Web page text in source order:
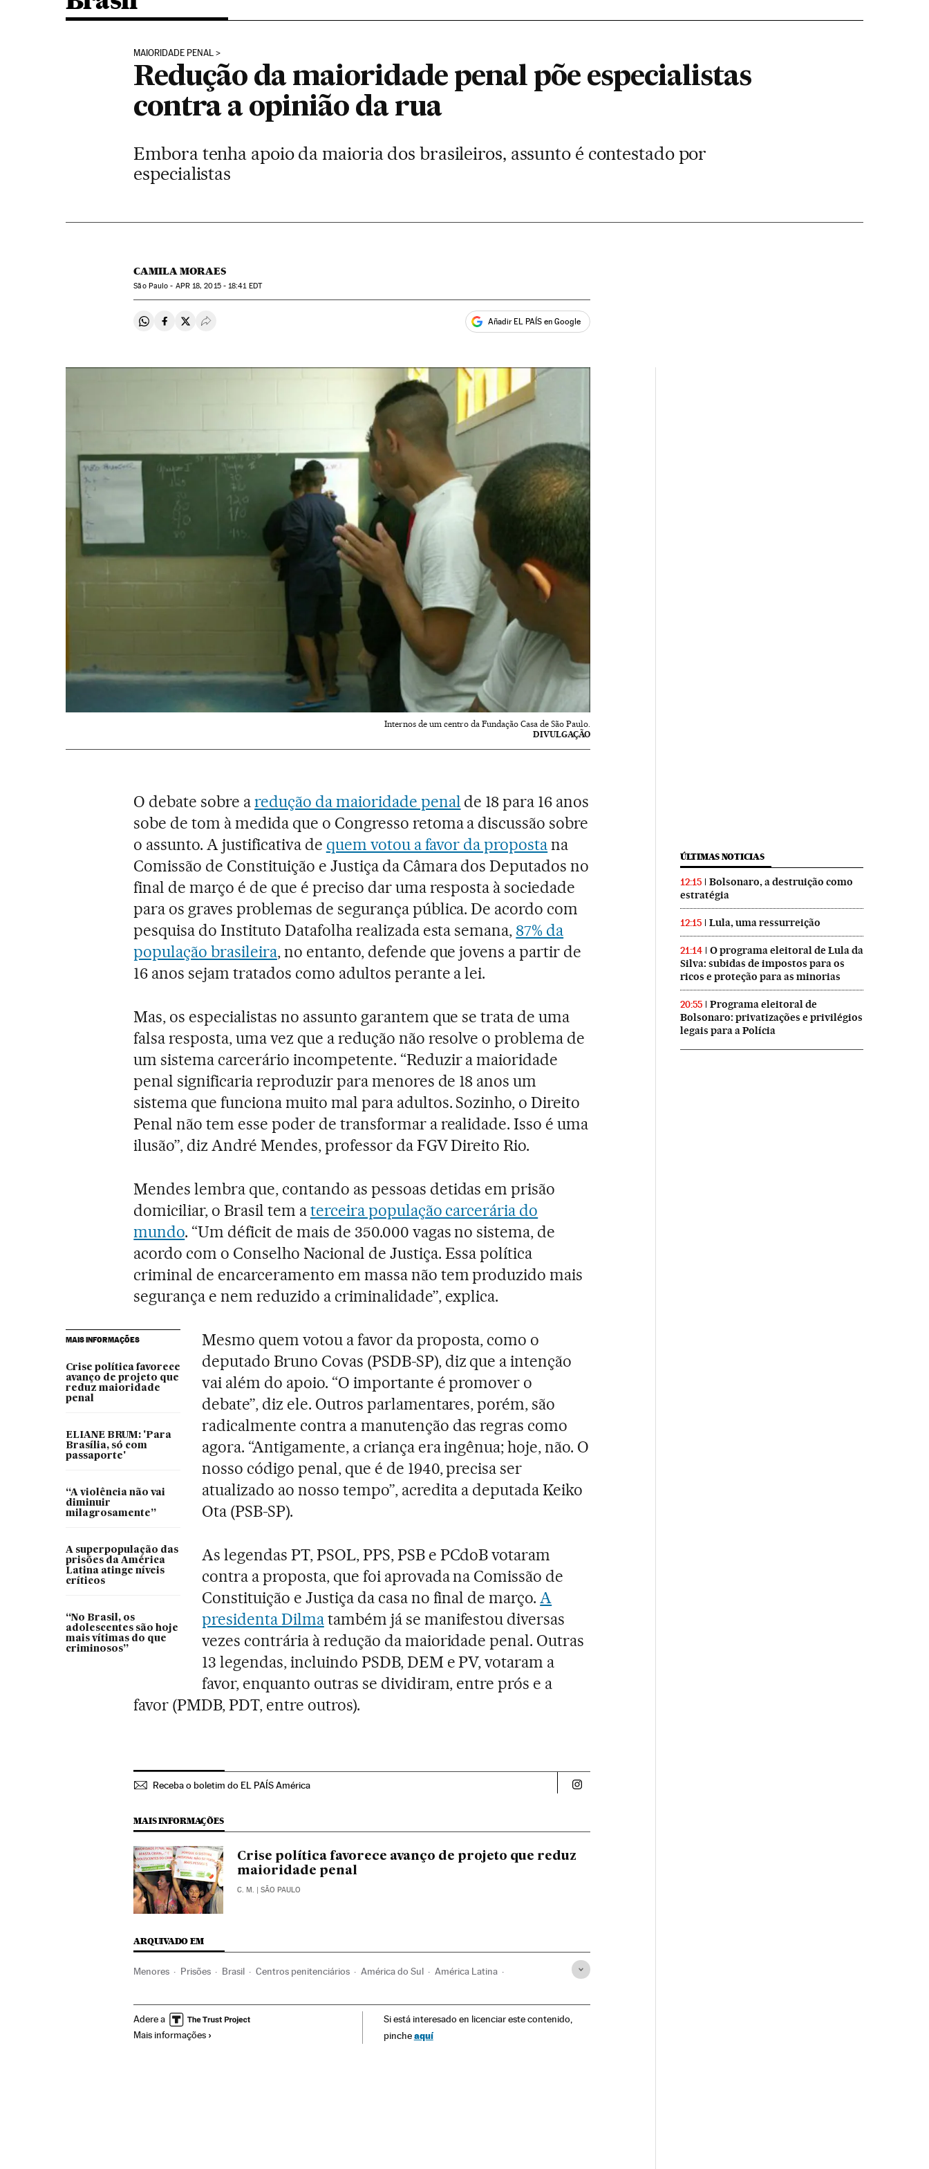
MAIORIDADE PENAL
Redução da maioridade penal põe especialistas
contra a opinião da rua
Embora tenha apoio da maioria dos brasileiros, assunto é contestado por
especialistas
CAMILA MORAES
São Paulo - APR18, 2015 - 18:41EDT
Compartir en Whatsapp
Compartir en Facebook
Compartir en Twitter
Desplegar Redes Sociales Añadir EL PAÍS en Google
Internos de um centro da Fundação Casa de São Paulo.
DIVULGAÇÃO
O debate sobre aredução da maioridade penal de 18 para 16 anos
sobe de tom à medida que o Congresso retoma a discussão sobre
o assunto. A justificativa de quem votou a favor da propostana
Comissão de Constituição e Justiça da Câmara dos Deputados no
final de março é de que é preciso dar uma resposta à sociedade
para os graves problemas de segurança pública. De acordo com
pesquisa do Instituto Datafolha realizada esta semana, 87% da
população brasileira, no entanto, defende que jovens a partir de
16 anos sejam tratados como adultos perante a lei.
Mas, os especialistas no assunto garantem que se trata de uma
falsa resposta, uma vez que a redução não resolve o problema de
um sistema carcerário incompetente. “Reduzir a maioridade
penal significaria reproduzir para menores de 18 anos um
sistema que funciona muito mal para adultos. Sozinho, o Direito
Penal não tem esse poder de transformar a realidade. Isso é uma
ilusão”, diz André Mendes, professor da FGV Direito Rio.
Mendes lembra que, contando as pessoas detidas em prisão
domiciliar, o Brasil tem aterceira população carcerária do
mundo. “Um déficit de mais de 350.000 vagas no sistema, de
acordo com o Conselho Nacional de Justiça. Essa política
criminal de encarceramento em massa não tem produzido mais
segurança e nem reduzido a criminalidade”, explica.
MAIS INFORMAÇÕES
Crise política favorece
avanço de projeto que
reduz maioridade
penal
ELIANE BRUM: 'Para
Brasília, só com
passaporte'
“A violência não vai
diminuir
milagrosamente”
A superpopulação das
prisões da América
Latina atinge níveis
críticos
“No Brasil, os
adolescentes são hoje
mais vítimas do que
criminosos”
Mesmo quem votou a favor da proposta, como o
deputado Bruno Covas (PSDB-SP), diz que a intenção
vai além do apoio. “O importante é promover o
debate”, diz ele. Outros parlamentares, porém, são
radicalmente contra a manutenção das regras como
agora. “Antigamente, a criança era ingênua; hoje, não. O
nosso código penal, que é de 1940, precisa ser
atualizado ao nosso tempo”, acredita a deputada Keiko
Ota (PSB-SP).
As legendas PT, PSOL, PPS, PSB e PCdoB votaram
contra a proposta, que foi aprovada na Comissão de
Constituição e Justiça da casa no final de março.A
presidenta Dilmatambém já se manifestou diversas
vezes contrária à redução da maioridade penal. Outras
13 legendas, incluindo PSDB, DEM e PV, votaram a
favor, enquanto outras se dividiram, entre prós e a
favor (PMDB, PDT, entre outros).
Receba o boletim do EL PAÍS América Politica El País Brasil en Instagram
MAIS INFORMAÇÕES
Crise política favorece avanço de projeto que reduz
maioridade penal
C. M. | SÃO PAULO
ARQUIVADO EM
Menores Prisões Brasil Centros penitenciários América do Sul América Latina
Adere a
Mais informações
Si está interesado en licenciar este contenido,
pincheaquí
ÚLTIMAS NOTICIAS
12:15
Bolsonaro, a destruição como
estratégia
12:15 Lula, uma ressurreição
21:14
O programa eleitoral de Lula da
Silva: subidas de impostos para os
ricos e proteção para as minorias
20:55
Programa eleitoral de
Bolsonaro: privatizações e privilégios
legais para a Polícia